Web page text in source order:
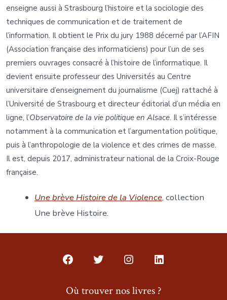
enseigne aussi à Strasbourg l’histoire et la sociologie des
techniques de communication et de traitement de
l’information. Il obtient le Prix du jury 1988 décerné par l’AFIN
(Association française des informaticiens) pour l’un de ses
premiers ouvrages consacré à l’histoire de l’informatique. Il
devient ensuite professeur des Universités au Centre
universitaire d’enseignement du journalisme (Cuej) rattaché à
l’Université de Strasbourg et directeur éditorial d’un média en
ligne, l’Observatoire de la vie politique en Alsace. Il s’intéresse
notamment à la communication et l’argumentation politique,
puis à l’anthropologie de la violence et des crimes de masse.
Il est, depuis 2017, administrateur national de la Croix-Rouge
française.
Une brève Histoire de la Violence, collection
Une brève Histoire.
Open
Open
Open
Open
Où trouver nos livres ?